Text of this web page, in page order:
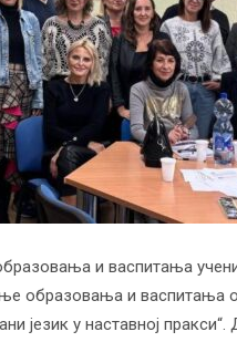
и васпитања
образовања и васпитања
језик у наставној